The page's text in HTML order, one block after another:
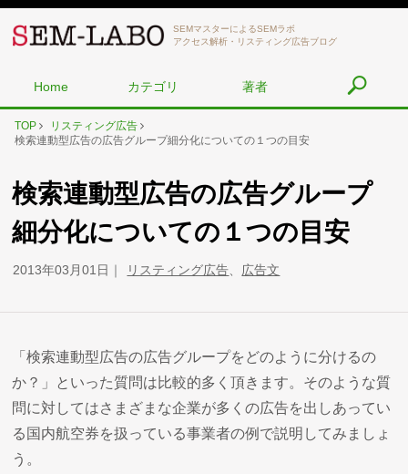
SEMマスターによるSEMラボ
アクセス解析・リスティング広告ブログ
Home カテゴリ 著者
TOP
リスティング広告
検索連動型広告の広告グループ細分化についての１つの目安
検索連動型広告の広告グループ
細分化についての１つの目安
2013年03月01日 リスティング広告 広告文
「検索連動型広告の広告グループをどのように分けるの
か？」といった質問は比較的多く頂きます。そのような質
問に対してはさまざまな企業が多くの広告を出しあってい
る国内航空券を扱っている事業者の例で説明してみましょ
う。